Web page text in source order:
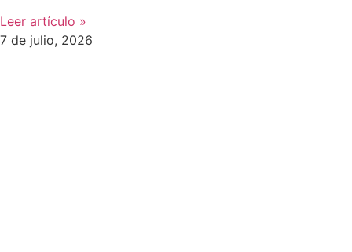
Leer artículo »
7 de julio, 2026